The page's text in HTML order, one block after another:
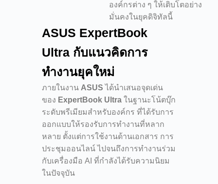
องค์กรต่าง ๆ ให้เติบโตอย่าง
มั่นคงในยุคดิจิทัลนี้
ASUS ExpertBook
Ultra กับแนวคิดการ
ทำงานยุคใหม่
ภายในงาน ASUS ได้นำเสนอจุดเด่น
ของ ExpertBook Ultra ในฐานะโน้ตบุ๊ก
ระดับพรีเมียมสำหรับองค์กร ที่ได้รับการ
ออกแบบให้รองรับการทำงานที่หลาก
หลาย ตั้งแต่การใช้งานด้านเอกสาร การ
ประชุมออนไลน์ ไปจนถึงการทำงานร่วม
กับเครื่องมือ AI ที่กำลังได้รับความนิยม
ในปัจจุบัน